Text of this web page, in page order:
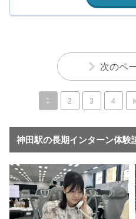
次のペ
1 2 3 4
神田駅の長期インターン体験